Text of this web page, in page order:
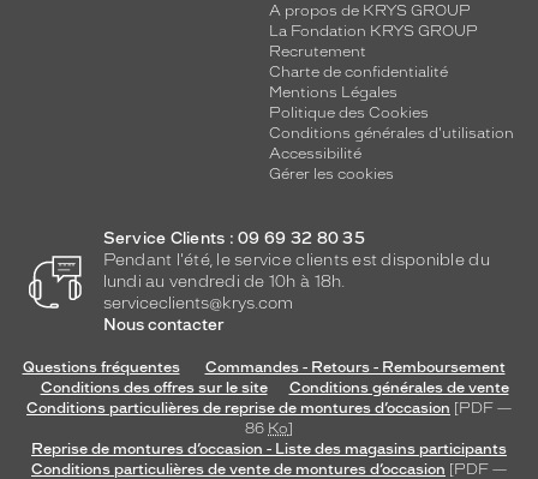
A propos de KRYS GROUP
La Fondation KRYS GROUP
Recrutement
Charte de confidentialité
Mentions Légales
Politique des Cookies
Conditions générales d'utilisation
Accessibilité
Gérer les cookies
Service Clients : 09 69 32 80 35
Pendant l'été, le service clients est disponible du
lundi au vendredi de 10h à 18h.
serviceclients@krys.com
Nous contacter
Questions fréquentes
Commandes - Retours - Remboursement
Conditions des offres sur le site
Conditions générales de vente
Conditions particulières de reprise de montures d’occasion [PDF —
86 Ko]
Reprise de montures d’occasion - Liste des magasins participants
Conditions particulières de vente de montures d’occasion [PDF —